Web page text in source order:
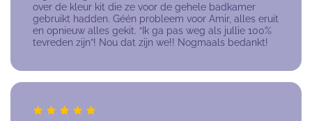
over de kleur kit die ze voor de gehele badkamer
gebruikt hadden. Géén probleem voor Amir, alles eruit
en opnieuw alles gekit. “Ik ga pas weg als jullie 100%
tevreden zijn”! Nou dat zijn we!! Nogmaals bedankt!